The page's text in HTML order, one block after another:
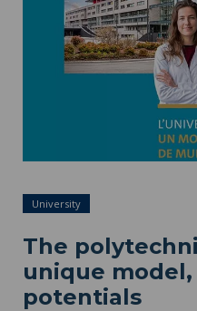
University
The
unique
potentials